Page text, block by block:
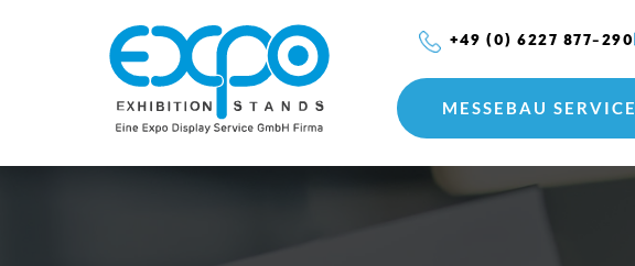
+49 (0) 6227 877-290
MESSEBAU SERVICE